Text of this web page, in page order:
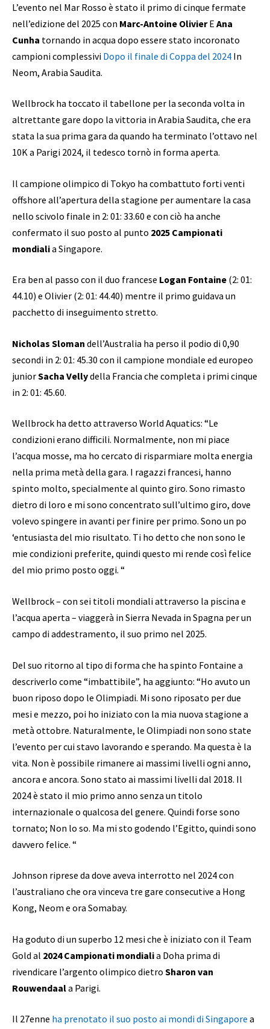
L’evento nel Mar Rosso è stato il primo di cinque fermate
nell’edizione del 2025 con Marc-Antoine OlivierE Ana
Cunha tornando in acqua dopo essere stato incoronato
campioni complessivi Dopo il finale di Coppa del 2024 In
Neom, Arabia Saudita.
Wellbrock ha toccato il tabellone per la seconda volta in
altrettante gare dopo la vittoria in Arabia Saudita, che era
stata la sua prima gara da quando ha terminato l’ottavo nel
10K a Parigi 2024, il tedesco tornò in forma aperta.
Il campione olimpico di Tokyo ha combattuto forti venti
offshore all’apertura della stagione per aumentare la casa
nello scivolo finale in 2: 01: 33.60 e con ciò ha anche
confermato il suo posto al punto 2025 Campionati
mondialia Singapore.
Era ben al passo con il duo francese Logan Fontaine (2: 01:
44.10) e Olivier (2: 01: 44.40) mentre il primo guidava un
pacchetto di inseguimento stretto.
Nicholas Sloman dell’Australia ha perso il podio di 0,90
secondi in 2: 01: 45.30 con il campione mondiale ed europeo
juniorSacha Vellydella Francia che completa i primi cinque
in 2: 01: 45.60.
Wellbrock ha detto attraverso World Aquatics: “Le
condizioni erano difficili. Normalmente, non mi piace
l’acqua mosse, ma ho cercato di risparmiare molta energia
nella prima metà della gara. I ragazzi francesi, hanno
spinto molto, specialmente al quinto giro. Sono rimasto
dietro di loro e mi sono concentrato sull’ultimo giro, dove
volevo spingere in avanti per finire per primo. Sono un po
‘entusiasta del mio risultato. Ti ho detto che non sono le
mie condizioni preferite, quindi questo mi rende così felice
del mio primo posto oggi. “
Wellbrock – con sei titoli mondiali attraverso la piscina e
l’acqua aperta – viaggerà in Sierra Nevada in Spagna per un
campo di addestramento, il suo primo nel 2025.
Del suo ritorno al tipo di forma che ha spinto Fontaine a
descriverlo come “imbattibile”, ha aggiunto: “Ho avuto un
buon riposo dopo le Olimpiadi. Mi sono riposato per due
mesi e mezzo, poi ho iniziato con la mia nuova stagione a
metà ottobre. Naturalmente, le Olimpiadi non sono state
l’evento per cui stavo lavorando e sperando. Ma questa è la
vita. Non è possibile rimanere ai massimi livelli ogni anno,
ancora e ancora. Sono stato ai massimi livelli dal 2018. Il
2024 è stato il mio primo anno senza un titolo
internazionale o qualcosa del genere. Quindi forse sono
tornato; Non lo so. Ma mi sto godendo l’Egitto, quindi sono
davvero felice. “
Johnson riprese da dove aveva interrotto nel 2024 con
l’australiano che ora vinceva tre gare consecutive a Hong
Kong, Neom e ora Somabay.
Ha goduto di un superbo 12 mesi che è iniziato con il Team
Gold al 2024 Campionati mondialia Doha prima di
rivendicare l’argento olimpico dietro Sharon van
Rouwendaala Parigi.
Il 27enne ha prenotato il suo posto ai mondi di Singapore a